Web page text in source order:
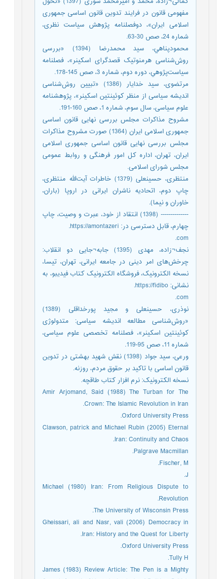
مفهومی قانون در فرایند تدوین قانون اساسی جمهوری
اسلامی ایران»، دوفصلنامه پژوهش سیاست نظری،
شماره 24، صص 30-63.
محمودپناهي، سيد محمدرضا (1394) «بررسی
روش‌شناسی هرمنوتيک قصدگرای اسکينر»، فصلنامه
سياست‌پژوهي، دوره دوم، شماره 3، صص 145-178.
مرتضوی، سید خدایار (1386) «تبیین روش‌شناسی
اندیشه سیاسی از منظر کوئینتین اسکینر»، پژوهشنامه
علوم سیاسی، سال سوم، شماره 1، صص 160-191.
مشروح مذاکرات مجلس بررسی نهایی قانون اساسی
جمهوری اسلامی ایران (1364) صورت مشروح مذاکرات
مجلس بررسی نهایی قانون اساسی جمهوری اسلامی
ایران، تهران، اداره کل امور فرهنگی و روابط عمومی
مجلس شورای اسلامی.
منتظری، حسینعلی (1379) خاطرات آیت‌الله منتظری،
چاپ دوم، اتحادیه ناشران ایرانی در اروپا (باران،
خاوران و نیما).
-------------- (1398) انتقاد از خود، عبرت و وصیت، چاپ
چهارم، قابل دسترسی در: https://amontazeri.
com.
نجف¬زاده، مهدی (1395) جابه¬جایی دو انقلاب:
چرخش‌های امر دینی در جامعه ایرانی، تهران، تیسا،
نسخه الکترونیک، فروشگاه الکترونیک کتاب فیدیبو، به
نشانی: https://fidibo.
com.
نوذری، حسینعلی و مجید پورخداقلی (1389)
«روش‌شناسی مطالعه اندیشه سیاسی: متدولوژی
کوئینتین اسکینر»، فصلنامه تخصصی علوم سیاسی،
شماره 11، صص 95-119.
ورعی، سید جواد (1398) نقش شهید بهشتی در تدوین
قانون اساسی با تاکید بر حقوق مردم، روزنه.
نسخه الکترونیک: نرم افزار کتاب طاقچه.
Amir Arjomand, Said (1988) The Turban for The
Crown: The Islamic Revolution in Iran.
Oxford University Press.
Clawson, patrick and Michael Rubin (2005) Eternal
Iran: Continuity and Chaos.
Palgrave Macmillan.
Fischer, M.
Michael (1980) Iran: From Religious Dispute to
Revolution.
The University of Wisconsin Press.
Gheissari, ali and Nasr, vali (2006) Democracy in
Iran: History and the Quest for Liberty.
Oxford University Press.
Tully H.
James (1983) Review Article: The Pen is a Mighty